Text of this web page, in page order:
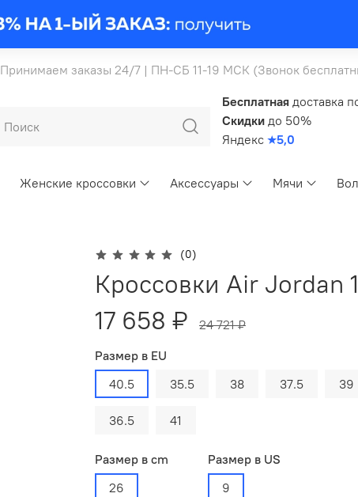
Принимаем заказы 24/7 | ПН-СБ 11-19 МСК (Звонок
Бесплатная доставка
Скидки до 50%
Яндекс ★5,0
Женские кроссовки Аксессуары Мячи
(0)
Кроссовки Air Jordan
17 658 ₽
24 721 ₽
Размер в EU
40.5
35.5 38 37.5 39
36.5 41
Размер в cm
26
Размер в US
9